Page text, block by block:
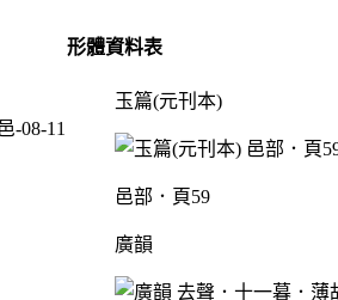
邑-08-11
形體資料表
玉篇(元刊本)
邑部．頁59
廣韻